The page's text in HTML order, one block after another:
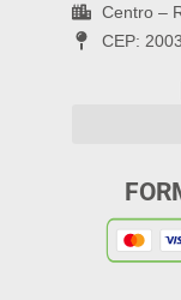
Centro –
CEP: